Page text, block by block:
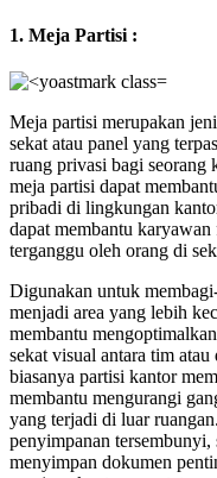
1. Meja Partisi :
Meja partisi merupakan
sekat atau panel yang
ruang privasi bagi seorang
meja partisi dapat
pribadi di lingkungan
dapat membantu karyawan
terganggu oleh orang di
Digunakan untuk
menjadi area yang lebih
membantu
sekat visual antara tim atau
biasanya partisi kantor
membantu mengurangi
yang terjadi di luar
penyimpanan
menyimpan dokumen